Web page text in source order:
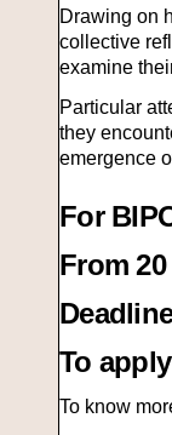
Drawing on
collective
examine
Particular
they
emergence
For
From
To
To know